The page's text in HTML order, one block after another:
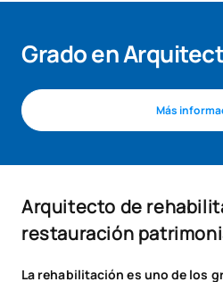
Grado en
Más
Arquitecto de
restauración
La rehabilitación es uno de los